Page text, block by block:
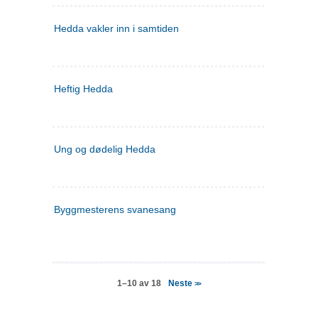
Hedda vakler inn i samtiden
Heftig Hedda
Ung og dødelig Hedda
Byggmesterens svanesang
1–10 av 18 Neste>>